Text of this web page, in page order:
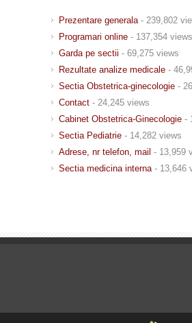
Prezentare generala - 239,802
Programari online - 137,354 views
Garda pe sectii - 69,275 views
Rezultate analize medicale -
Sectia Obstetrica-ginecologie -
Contact - 24,245 views
Cabinet Obstetrica-Ginecologie -
Sectia Pediatrie - 14,282 views
Adrese, nr telefon, mail - 13,959
Sectia medicina interna - 13,646